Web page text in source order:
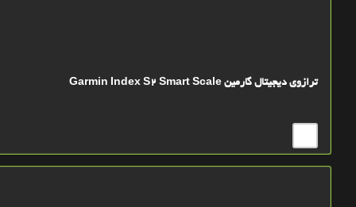
ترازوی دیجیتال گارمین Garmin Index S2 Smart Scale